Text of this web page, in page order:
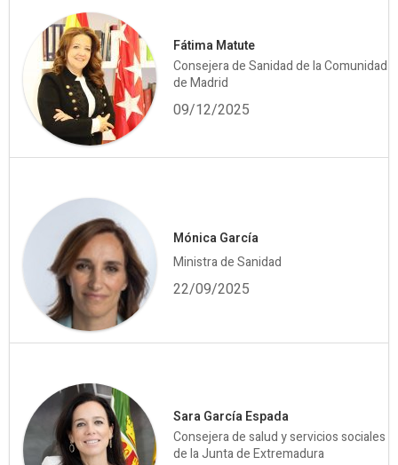
Fátima Matute
Consejera de Sanidad de la Comunidad
de Madrid
09/12/2025
Mónica García
Ministra de Sanidad
22/09/2025
Sara García Espada
Consejera de salud y servicios sociales
de la Junta de Extremadura